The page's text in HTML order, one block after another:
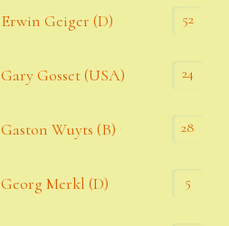
Erwin Geiger (D) 52
Gary Gosset (USA) 24
Gaston Wuyts (B) 28
Georg Merkl (D) 5